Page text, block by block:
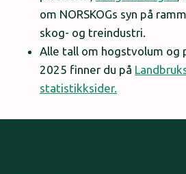
om NORSKOGs syn på
skog- og treindustri.
Alle tall om hogstvolum og
2025 finner du på
statistikksider.